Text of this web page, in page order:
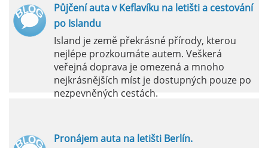
Půjčení auta v Keflavíku na letišti a cestování
po Islandu
Island je země překrásné přírody, kterou
nejlépe prozkoumáte autem. Veškerá
veřejná doprava je omezená a mnoho
nejkrásnějších míst je dostupných pouze po
nezpevněných cestách.
Pronájem auta na letišti Berlín.